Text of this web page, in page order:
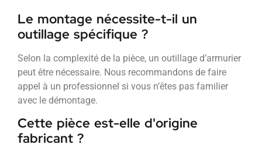
Le montage nécessite-t-il un
outillage spécifique ?
Selon la complexité de la pièce, un outillage d’armurier
peut être nécessaire. Nous recommandons de faire
appel à un professionnel si vous n’êtes pas familier
avec le démontage.
Cette pièce est-elle d'origine
fabricant ?